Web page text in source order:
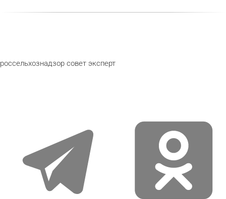
россельхознадзор совет эксперт
odnoklassniki